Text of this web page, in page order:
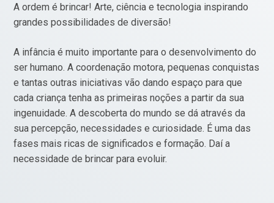
A ordem é brincar! Arte, ciência e tecnologia inspirando
grandes possibilidades de diversão!
A infância é muito importante para o desenvolvimento do
ser humano. A coordenação motora, pequenas conquistas
e tantas outras iniciativas vão dando espaço para que
cada criança tenha as primeiras noções a partir da sua
ingenuidade. A descoberta do mundo se dá através da
sua percepção, necessidades e curiosidade. É uma das
fases mais ricas de significados e formação. Daí a
necessidade de brincar para evoluir.